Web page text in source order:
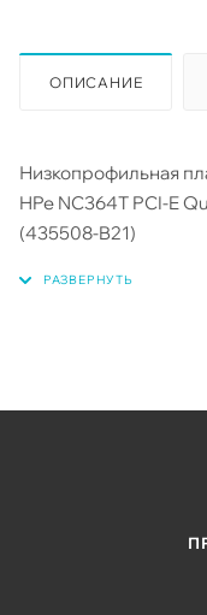
ОПИСАНИЕ
Низкопрофильная
HPe NC364T PCI-E
(435508-B21)